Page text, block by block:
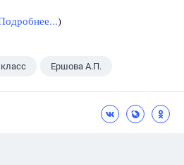
)
Ершова А.П.